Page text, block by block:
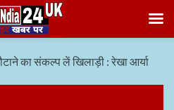
का संकल्प लें खिलाड़ी : रेखा आर्या